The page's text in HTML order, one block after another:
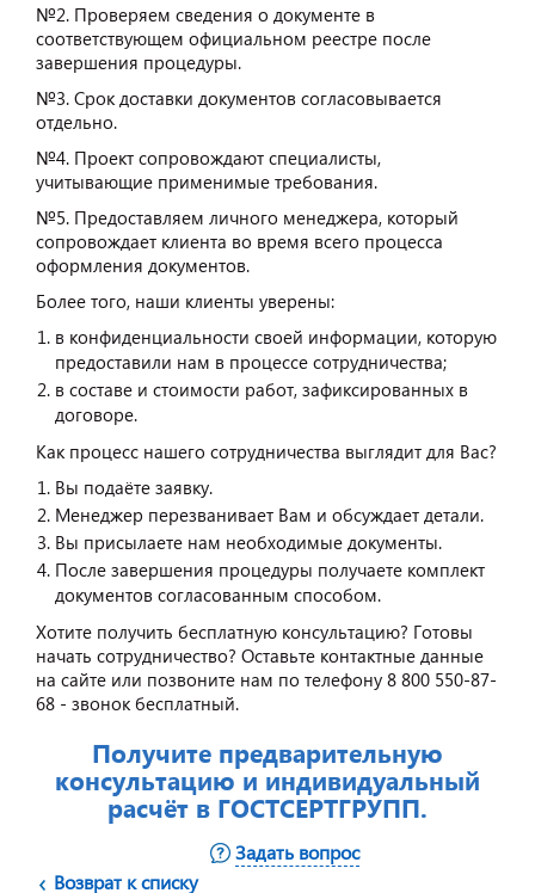
№2. Проверяем сведения о документе в
соответствующем официальном реестре после
завершения процедуры.
№3. Срок доставки документов согласовывается
отдельно.
№4. Проект сопровождают специалисты,
учитывающие применимые требования.
№5. Предоставляем личного менеджера, который
сопровождает клиента во время всего процесса
оформления документов.
Более того, наши клиенты уверены:
в конфиденциальности своей информации, которую
предоставили нам в процессе сотрудничества;
в составе и стоимости работ, зафиксированных в
договоре.
Как процесс нашего сотрудничества выглядит для Вас?
Вы подаёте заявку.
Менеджер перезванивает Вам и обсуждает детали.
Вы присылаете нам необходимые документы.
После завершения процедуры получаете комплект
документов согласованным способом.
Хотите получить бесплатную консультацию? Готовы
начать сотрудничество? Оставьте контактные данные
на сайте или позвоните нам по телефону 8 800 550-87-
68 - звонок бесплатный.
Получите предварительную
консультацию и индивидуальный
расчёт в ГОСТСЕРТГРУПП.
Возврат к списку
Задать вопрос